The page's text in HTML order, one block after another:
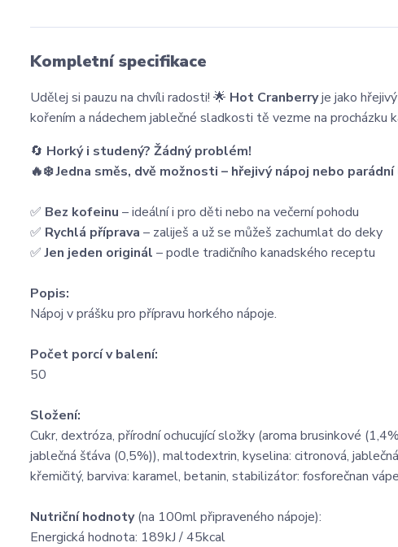
Kompletní specifikace
Udělej si pauzu na chvíli radosti! 🌟 Hot Cranberryje jako
kořením a nádechem jablečné sladkosti tě vezme na
🔄 Horký i studený? Žádný problém!
🔥❄️ Jedna směs, dvě možnosti – hřejivý nápoj nebo
✅ Bez kofeinu – ideální i pro děti nebo na večerní pohodu
✅ Rychlá příprava – zaliješ a už se můžeš zachumlat do deky
✅Jen jeden originál – podle tradičního kanadského receptu
Popis:
Nápoj v prášku pro přípravu horkého nápoje.
Počet porcí v balení:
50
Složení:
Cukr, dextróza, přírodní ochucující složky (aroma brusinkové
jablečná šťáva (0,5%)), maltodextrin, kyselina: citronová,
křemičitý, barviva: karamel, betanin, stabilizátor: fosforečnan
Nutriční hodnoty(na 100ml připraveného nápoje):
Energická hodnota: 189kJ / 45kcal